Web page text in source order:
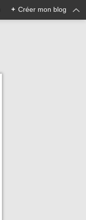
+ Créer mon blog